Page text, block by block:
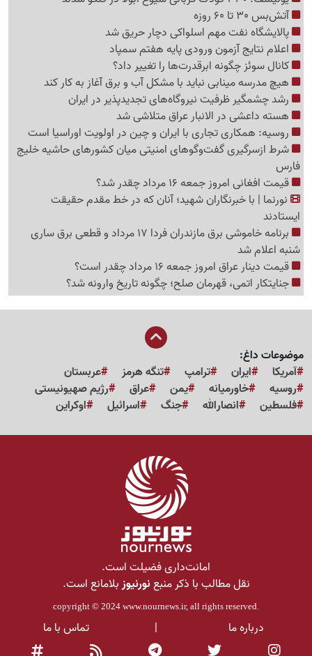
آتش‌بس 30 تا 60 روزه
پالایشگاه نفت مهم اسلواکی دچار حریق شد
اعلام نتایج آزمون ورودی پایه هفتم سمپاد
کانال سوئز چگونه ابرقدرت‌ها را تغییر داد؟
هیچ مدرسه مینابی نباید با مشکل آب و برق آغاز به کار کند
رشد چشمگیر ظرفیت نیروگاه‌های تجدیدپذیر در ایران
هسته داعشی در الانبار عراق متلاشی شد
روسیه: همکاری تجاری با ایران و چین در اولویت اوراسیا است
شرط ازسرگیری گفت‌وگوهای امنیتی میان کشورهای حاشیه خلیج
فارس
قیمت افغانی امروز جمعه 16 مرداد چقدر شد؟
نورنما | با خبرنگاران شهید؛ آنان که در خط مقدم حقیقت
ایستادند
برنامه خاموشی برق مازندران فردا 17 مرداد و قطعی برق ساری
شنبه اعلام شد
قیمت دینار عراق امروز جمعه 16 مرداد چقدر است؟
جنایتکار اتمی، قهرمان صلح؛ چگونه تاریخ وارونه شد؟
موضوعات داغ:
آمریکا
ایران ترامپ تنگه هرمز
عربستان
روسیه
خاورمیانه یمن عراق
رژیم صهیونیستی
فلسطین
انصارالله جنگ اسرائیل اوکراین
امانت‌داری فضیلت است.
نقل مطالب با ذکر منبعنورنیوزبلامانع است.
copyright © 2024 www.nournews.ir, all rights reserved.
درباره ما | تماس با ما